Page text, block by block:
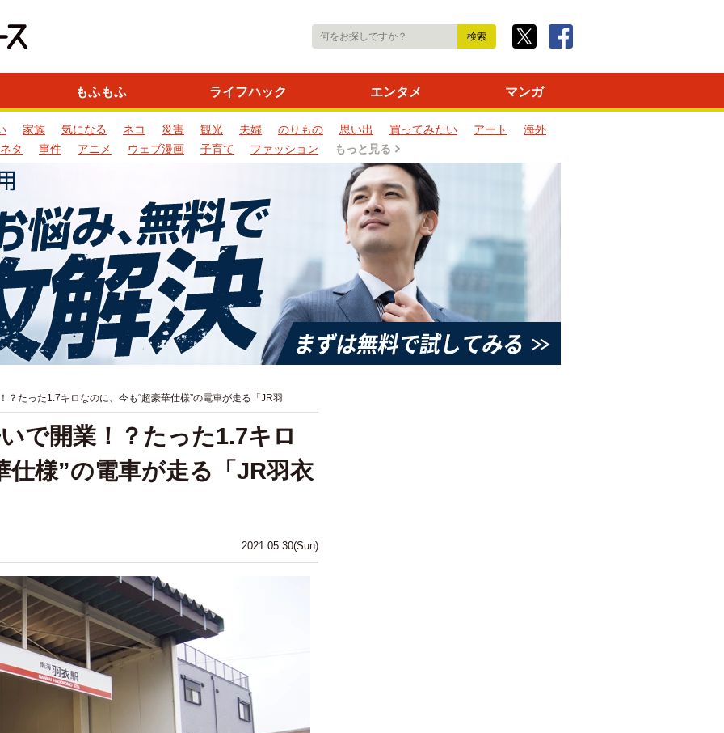
もふもふ ライフハック エンタメ マンガ
家族 気になる ネコ 災害 観光 夫婦 のりもの 思い出 買ってみたい アート
海外
タ
事件 アニメ ウェブ漫画 子育て ファッション もっと見る
？たった1.7キロなのに、今も“超豪華仕様”の電車が走る「JR羽
2021.05.30(Sun)
で開業！？たった1.7キロ
仕様”の電車が走る「JR羽衣